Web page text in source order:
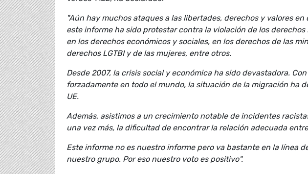
"Aún hay muchos ataques a las libertades, derechos y valores
este informe ha sido protestar contra la violación de los
en los derechos económicos y sociales, en los derechos de las
derechos LGTBI y de las mujeres, entre otros.
Desde 2007, la crisis social y económica ha sido devastadora.
forzadamente en todo el mundo, la situación de la migración ha
UE.
Además, asistimos a un crecimiento notable de incidentes
una vez más, la dificultad de encontrar la relación adecuada
Este informe no es nuestro informe pero va bastante en la línea
nuestro grupo. Por eso nuestro voto es positivo".